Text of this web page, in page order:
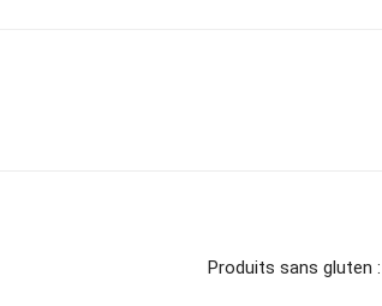
Produits sans gluten